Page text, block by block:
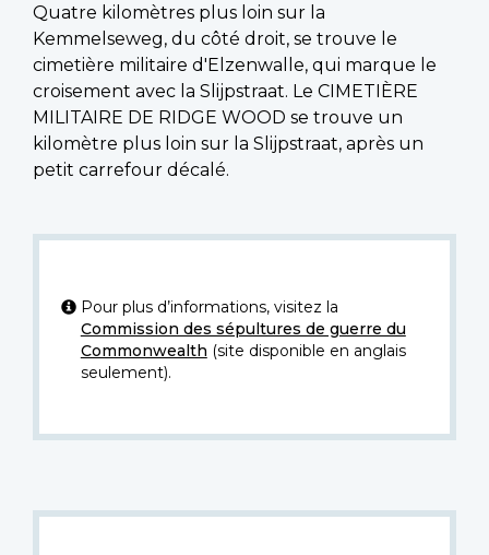
Quatre kilomètres plus loin sur la
Kemmelseweg, du côté droit, se trouve le
cimetière militaire d'Elzenwalle, qui marque le
croisement avec la Slijpstraat. Le CIMETIÈRE
MILITAIRE DE RIDGE WOOD se trouve un
kilomètre plus loin sur la Slijpstraat, après un
petit carrefour décalé.
Pour plus d’informations, visitez la
Commission des sépultures de guerre du
Commonwealth (site disponible en anglais
seulement).